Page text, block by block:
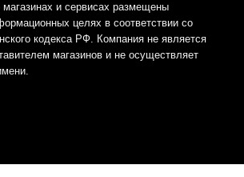
и сервисах размещены
целях в соответствии со
кодекса РФ. Компания не является
магазинов и не осуществляет